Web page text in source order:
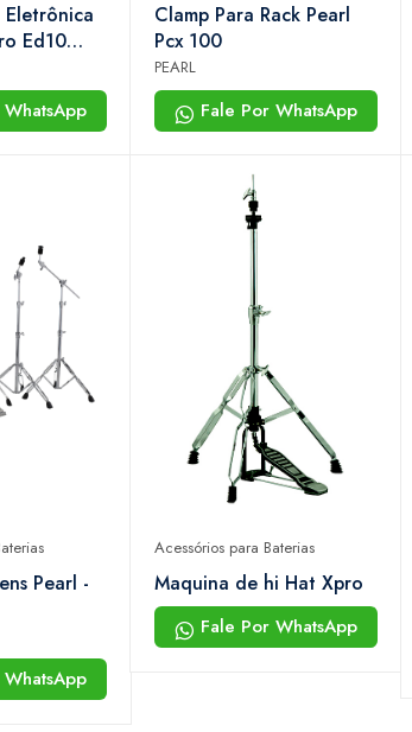
Ed10
Clamp Para Rack Pearl
Pcx 100
PEARL
Fale Por WhatsApp
Pearl -
Acessórios para Baterias
Maquina de hi Hat Xpro
Fale Por WhatsApp